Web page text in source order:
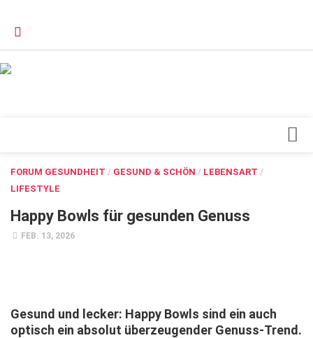
Blick ins Innere
Forschung
Herz & Kreislauf
Orthopädie
Wirtschaft, Recht, Finanzen
FORUM GESUNDHEIT / GESUND & SCHÖN / LEBENSART /
LIFESTYLE
Happy Bowls für gesunden Genuss
FEB. 13, 2026
Gesund und lecker: Happy Bowls sind ein auch
optisch ein absolut überzeugender Genuss-Trend.